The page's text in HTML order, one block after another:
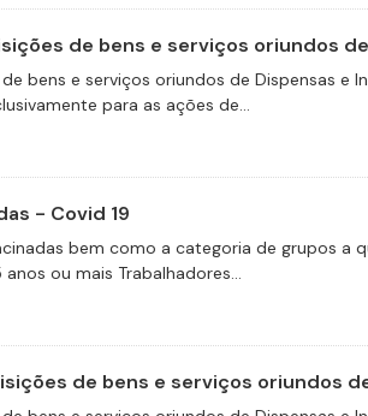
de bens e serviços oriundos
bens e serviços oriundos de Dispensas e
para as ações de...
- Covid 19
bem como a categoria de grupos a
ou mais Trabalhadores...
de bens e serviços oriundos